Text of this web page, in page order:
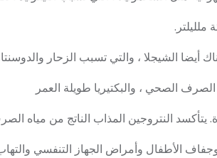
أيضا الشيجلا ، والتي تسبب الزحار
الصحي ، والبكتيريا طويلة العمر
النتروجين المذاب الناتج من مياه
وجفاف الأطفال وأمراض الجهاز التنفسي